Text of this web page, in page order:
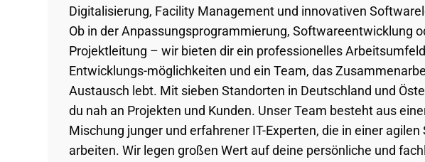
Digitalisierung, Facility Management und innovativen
Ob in der Anpassungsprogrammierung, Softwareentwicklung
Projektleitung – wir bieten dir ein professionelles
Entwicklungs-möglichkeiten und ein Team, das
Austausch lebt. Mit sieben Standorten in Deutschland und
du nah an Projekten und Kunden. Unser Team besteht aus
Mischung junger und erfahrener IT-Experten, die in einer agilen
arbeiten. Wir legen großen Wert auf deine persönliche und